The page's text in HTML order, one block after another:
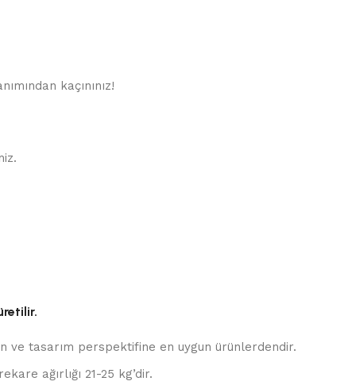
kaçınınız!
ve tasarım perspektifine en uygun ürünlerdendir.
ağırlığı 21-25 kg’dir.